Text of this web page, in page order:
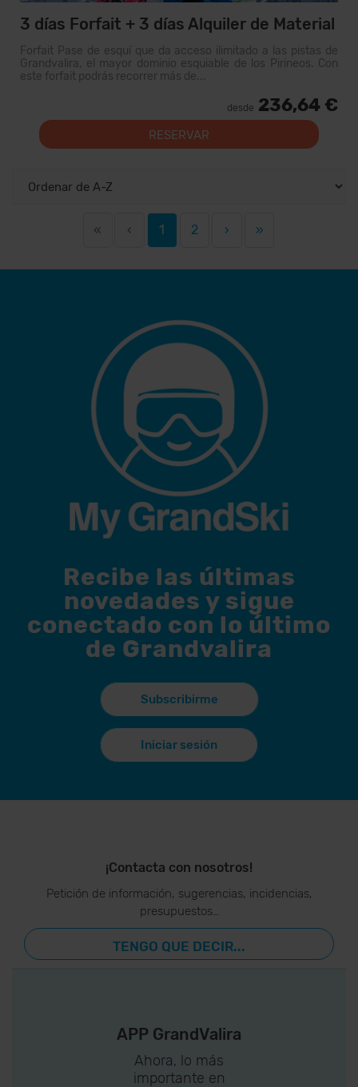
3 días Forfait + 3 días Alquiler de Material
Forfait Pase de esquí que da acceso ilimitado a las pistas de
Grandvalira, el mayor dominio esquiable de los Pirineos. Con
este forfait podrás recorrer más de...
desde 236,64 €
RESERVAR
« ‹ 1 2 › »
Recibe las últimas
novedades y sigue
conectado con lo último
de Grandvalira
Subscribirme
Iniciar sesión
¡Contacta con nosotros!
Petición de información, sugerencias, incidencias,
presupuestos…
TENGO QUE DECIR...
APP GrandValira
Ahora, lo más
importante en